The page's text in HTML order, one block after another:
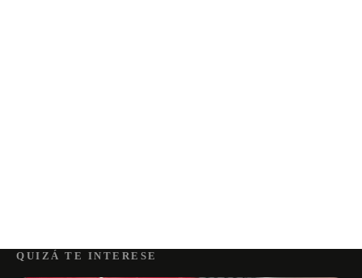
QUIZÁ TE INTERESE